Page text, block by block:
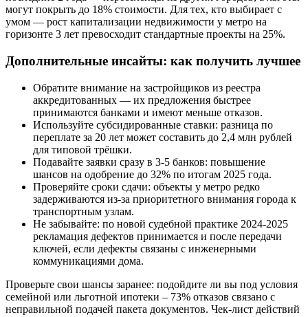
могут покрыть до 18% стоимости. Для тех, кто выбирает с
умом — рост капитализации недвижимости у метро на
горизонте 3 лет превосходит стандартные проекты на 25%.
Дополнительные инсайты: как получить лучшее
Обратите внимание на застройщиков из реестра
аккредитованных — их предложения быстрее
принимаются банками и имеют меньше отказов.
Используйте субсидированные ставки: разница по
переплате за 20 лет может составить до 2,4 млн рублей
для типовой трёшки.
Подавайте заявки сразу в 3-5 банков: повышение
шансов на одобрение до 32% по итогам 2025 года.
Проверяйте сроки сдачи: объекты у метро редко
задерживаются из-за приоритетного внимания города к
транспортным узлам.
Не забывайте: по новой судебной практике 2024-2025
рекламация дефектов принимается и после передачи
ключей, если дефекты связаны с инженерными
коммуникациями дома.
Проверьте свои шансы заранее: подойдите ли вы под условия
семейной или льготной ипотеки – 73% отказов связано с
неправильной подачей пакета документов. Чек-лист действий